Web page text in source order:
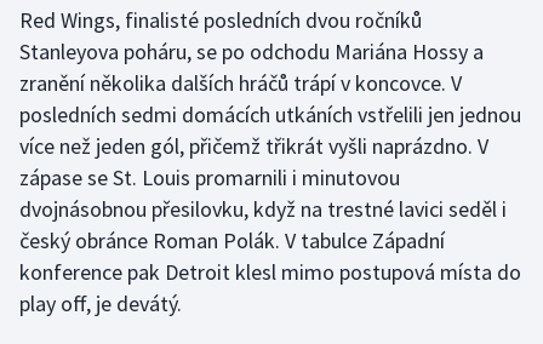
Rychlostní kanoistika
Short track
Sportovní střelba
Stolní tenis
Triatlon
Red Wings, finalisté posledních dvou ročníků
Stanleyova poháru, se po odchodu Mariána Hossy a
zranění několika dalších hráčů trápí v koncovce. V
posledních sedmi domácích utkáních vstřelili jen jednou
více než jeden gól, přičemž třikrát vyšli naprázdno. V
zápase se St. Louis promarnili i minutovou
dvojnásobnou přesilovku, když na trestné lavici seděl i
český obránce Roman Polák. V tabulce Západní
konference pak Detroit klesl mimo postupová místa do
play off, je devátý.